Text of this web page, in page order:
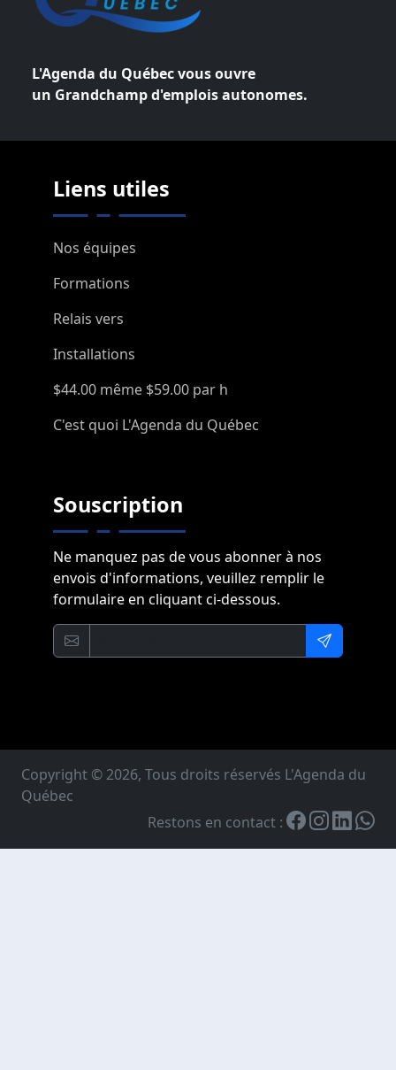
L'Agenda du Québec vous ouvre
un Grandchamp d'emplois autonomes.
Liens utiles
Nos équipes
Formations
Relais vers
Installations
$44.00 même $59.00 par h
C'est quoi L'Agenda du Québec
Souscription
Ne manquez pas de vous abonner à nos
envois d'informations, veuillez remplir le
formulaire en cliquant ci-dessous.
Copyright © 2026, Tous droits réservés L'Agenda du
Québec
Restons en contact :